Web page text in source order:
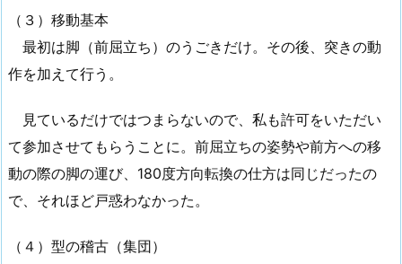
（３）移動基本
最初は脚（前屈立ち）のうごきだけ。その後、突きの動
作を加えて行う。
見ているだけではつまらないので、私も許可をいただい
て参加させてもらうことに。前屈立ちの姿勢や前方への移
動の際の脚の運び、180度方向転換の仕方は同じだったの
で、それほど戸惑わなかった。
（４）型の稽古（集団）